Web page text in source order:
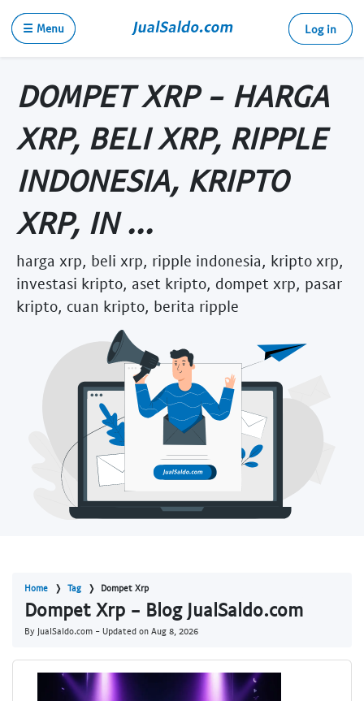
☰ Menu Log in
DOMPET XRP - HARGA
XRP, BELI XRP, RIPPLE
INDONESIA, KRIPTO
XRP, IN ...
harga xrp, beli xrp, ripple indonesia, kripto xrp,
investasi kripto, aset kripto, dompet xrp, pasar
kripto, cuan kripto, berita ripple
Home Tag Dompet Xrp
Dompet Xrp - Blog JualSaldo.com
By JualSaldo.com - Updated on Aug 8, 2026